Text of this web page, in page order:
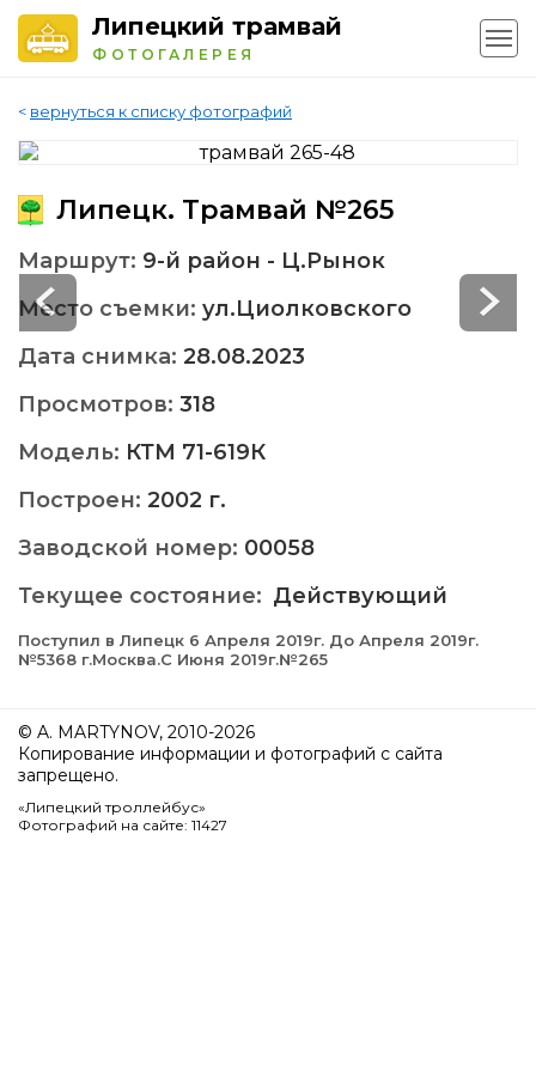
Липецкий трамвай
ФОТОГАЛЕРЕЯ
< вернуться к списку фотографий
Липецк. Трамвай №265
Маршрут: 9-й район - Ц.Рынок
Место съемки: ул.Циолковского
Дата снимка: 28.08.2023
Просмотров: 318
Модель: КТМ 71-619К
Построен: 2002 г.
Заводской номер: 00058
Текущее состояние: Действующий
Поступил в Липецк 6 Апреля 2019г. До Апреля 2019г.
№5368 г.Москва.С Июня 2019г.№265
© A. MARTYNOV, 2010-2026
Копирование информации и фотографий с сайта
запрещено.
«Липецкий троллейбус»
Фотографий на сайте: 11427